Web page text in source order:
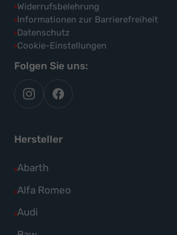
Widerrufsbelehrung
Informationen zur Barrierefreiheit
Datenschutz
Cookie-Einstellungen
Folgen Sie uns:
autoflex
auf
autoflex24
auf
Hersteller
Abarth
Alle
Fahrzeuge
Abarth
Alfa Romeo
Alle
Fahrzeuge
Audi
Alle
Fahrzeuge